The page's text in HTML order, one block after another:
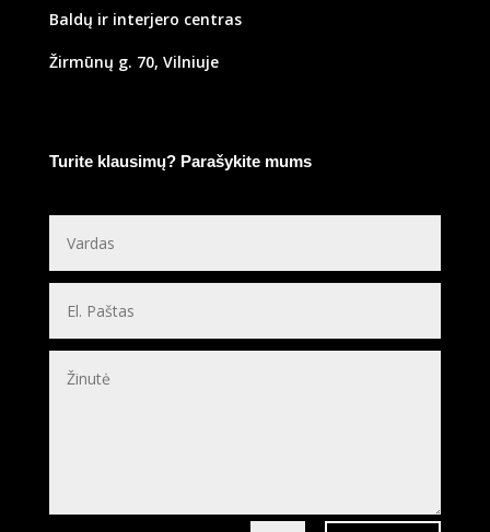
Baldų ir interjero centras
Žirmūnų g. 70, Vilniuje
Turite klausimų? Parašykite mums